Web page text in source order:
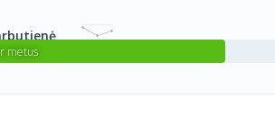
metus